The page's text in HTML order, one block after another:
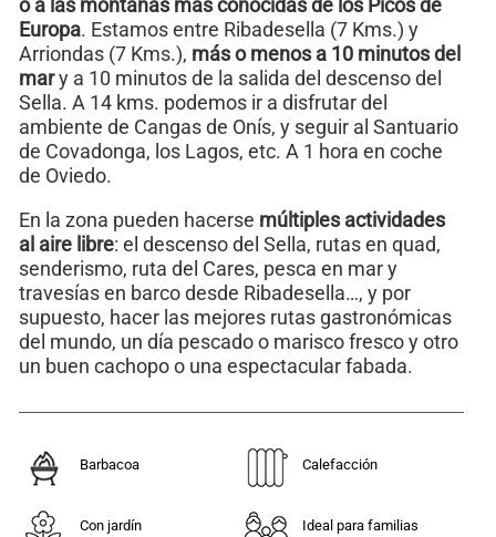
Europa. Estamos entre Ribadesella (7 Kms.) y
Arriondas (7 Kms.), más o menos a 10 minutos del
mary a 10 minutos de la salida del descenso del
Sella. A 14 kms. podemos ir a disfrutar del
ambiente de Cangas de Onís, y seguir al Santuario
de Covadonga, los Lagos, etc. A 1 hora en coche
de Oviedo.
En la zona pueden hacerse múltiples actividades
al aire libre: el descenso del Sella, rutas en quad,
senderismo, ruta del Cares, pesca en mar y
travesías en barco desde Ribadesella…, y por
supuesto, hacer las mejores rutas gastronómicas
del mundo, un día pescado o marisco fresco y otro
un buen cachopo o una espectacular fabada.
Barbacoa Calefacción
Con jardín Ideal para familias